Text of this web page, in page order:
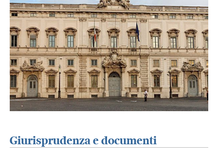
Giurisprudenza e documenti